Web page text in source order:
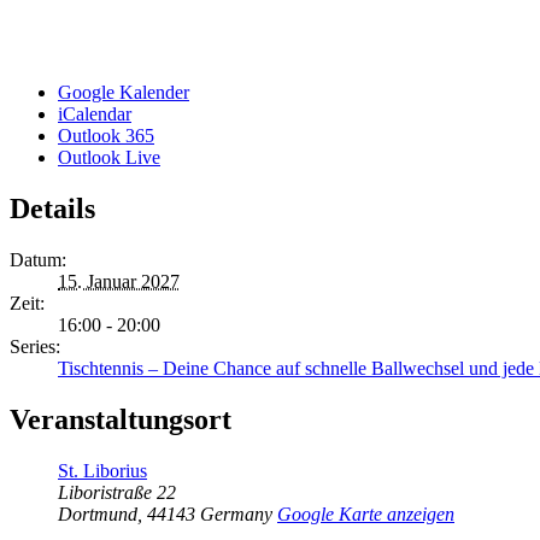
Google Kalender
iCalendar
Outlook 365
Outlook Live
Details
Datum:
15. Januar 2027
Zeit:
16:00 - 20:00
Series:
Tischtennis – Deine Chance auf schnelle Ballwechsel und jede
Veranstaltungsort
St. Liborius
Liboristraße 22
Dortmund 44143 Germany Google Karte anzeigen